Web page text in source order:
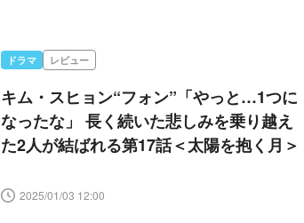
ドラマ レビュー
キム・スヒョン“フォン”「やっと…1つに
なったな」 長く続いた悲しみを乗り越え
た2人が結ばれる第17話＜太陽を抱く月＞
2025/01/03 12:00